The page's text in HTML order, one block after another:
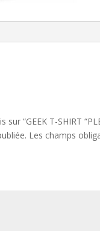
L
“GEEK T-SHIRT
Les champs